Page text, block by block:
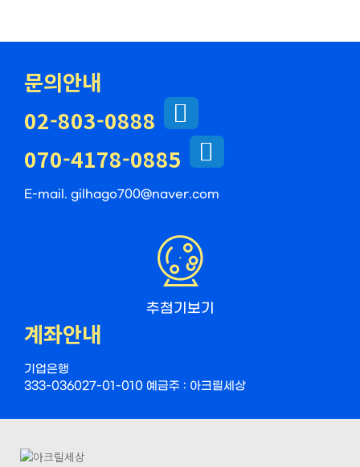
문의안내
02-803-0888
070-4178-0885
E-mail. gilhago700@naver.com
추첨기보기
계좌안내
기업은행
333-036027-01-010 예금주 : 아크릴세상